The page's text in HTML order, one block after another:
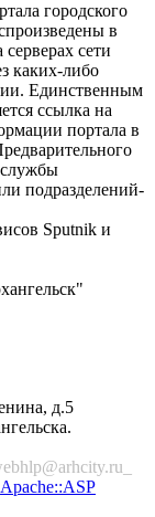
городского
в
сети
каких-либо
Единственным
ссылка на
портала в
службы
подразделений-
Sputnik и
д.5
Apache::ASP